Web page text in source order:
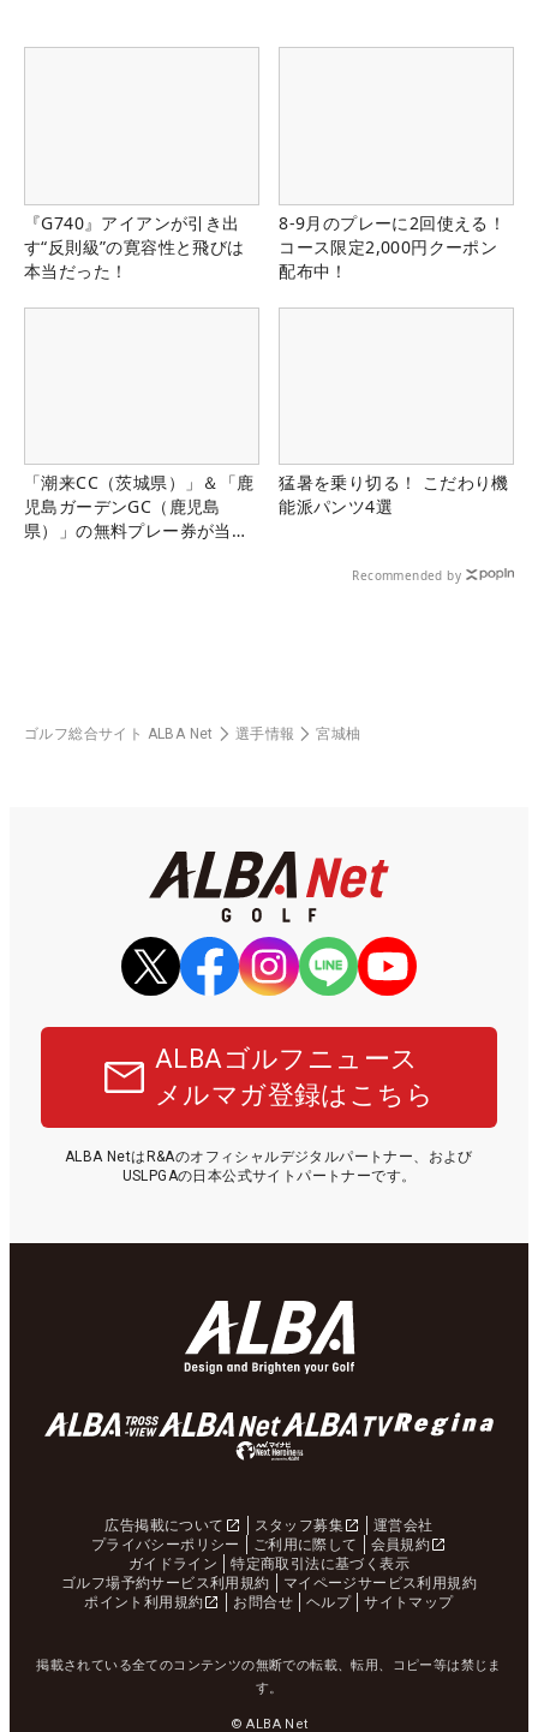
『G740』アイアンが引き出
す“反則級”の寛容性と飛びは
本当だった！
8-9月のプレーに2回使える！
コース限定2,000円クーポン
配布中！
「潮来CC（茨城県）」＆「鹿
児島ガーデンGC（鹿児島
県）」の無料プレー券が当た
猛暑を乗り切る！ こだわり機
能派パンツ4選
Recommended by
ゴルフ総合サイト ALBA Net 選手情報 宮城柚
ALBAゴルフニュース
メルマガ登録はこちら
ALBA NetはR&Aのオフィシャルデジタルパートナー、および
USLPGAの日本公式サイトパートナーです。
広告掲載について スタッフ募集
運営会社
プライバシーポリシー
ご利用に際して
会員規約
ガイドライン
特定商取引法に基づく表示
ゴルフ場予約サービス利用規約
マイページサービス利用規約
ポイント利用規約
お問合せ ヘルプ サイトマップ
掲載されている全てのコンテンツの無断での転載、転用、コピー等は禁じま
す。
© ALBA Net